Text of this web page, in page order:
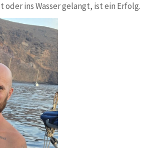
ins Wasser gelangt, ist ein Erfolg.